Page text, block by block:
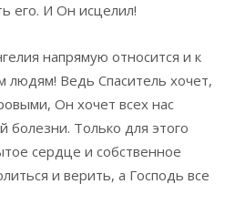
его. И Он исцелил!
напрямую относится и к
Ведь Спаситель хочет,
Он хочет всех нас
болезни. Только для этого
сердце и собственное
и верить, а Господь все